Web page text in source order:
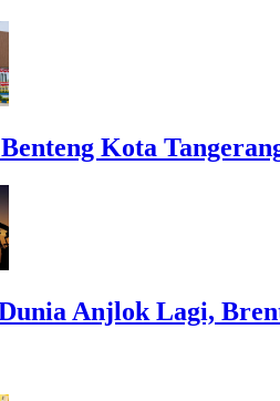
Kota
Anjlok Lagi,